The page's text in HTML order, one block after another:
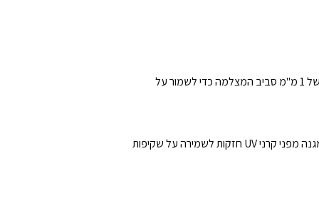
הוא המארז היחיד שממצה את המיטב מ-Phone (3a) Pro. עשוי מפוליקרבונט שקוף עמיד וחומרים גמישים, הוא כולל קצה מוגבה של 1 מ"מ סביב המצלמה כדי לשמור על
מגובה של עד 1.5 מטרים בכל כיוון, ומציע הגנה חזקה מפני נזקים. טכנולוגיית אנטי-הצהבה מתקדמת מגנה מפני קרני UV חזקות לשמירה על שקיפות